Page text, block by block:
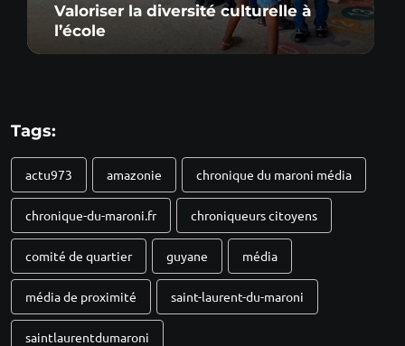
Valoriser la diversité culturelle à
l’école
Tags:
actu973 amazonie chronique du maroni média
chronique-du-maroni.fr chroniqueurs citoyens
comité de quartier guyane média
média de proximité saint-laurent-du-maroni
saintlaurentdumaroni